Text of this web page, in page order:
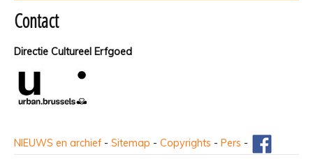
Contact
Directie Cultureel Erfgoed
NIEUWS en archief - Sitemap - Copyrights - Pers -